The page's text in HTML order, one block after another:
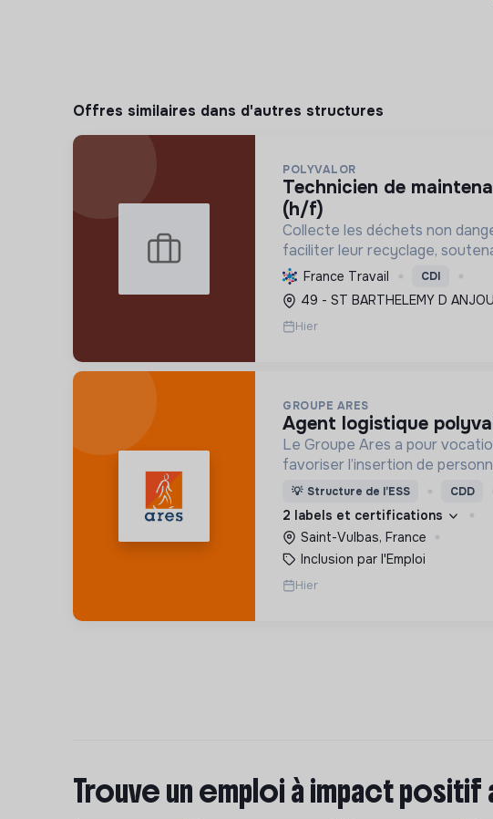
Offres similaires dans d'autres structures
POLYVALOR
technicien de maintenance h/f
(h/f)
Collecte les déchets non
faciliter leur recyclage,
l'économie circulaire et la
l'empreinte environnementale
gestion efficace et des
performant...
France Travail CDI
49 - ST BARTHELEMY D
Hier
GROUPE ARES
agent logistique
Le Groupe Ares a pour
favoriser l’insertion de
grande exclusion en leur
et un accompagnement social
💡 Structure de l’ESS CDD
2 labels et certifications
Saint-Vulbas, France
Inclusion par l'Emploi
Hier
Trouve un emploi à impact